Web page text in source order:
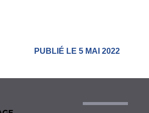
PUBLIÉ LE 5 MAI 2022